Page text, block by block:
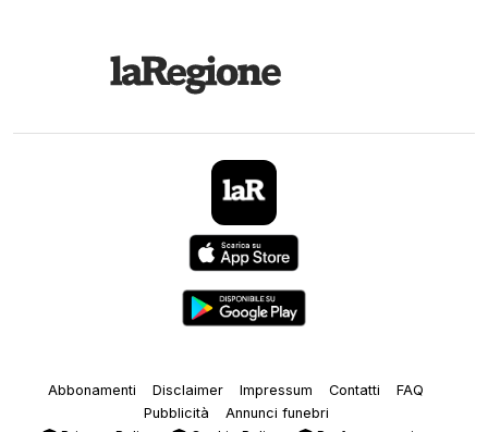
Abbonamenti Disclaimer Impressum Contatti
FAQ
Pubblicità
Annunci funebri